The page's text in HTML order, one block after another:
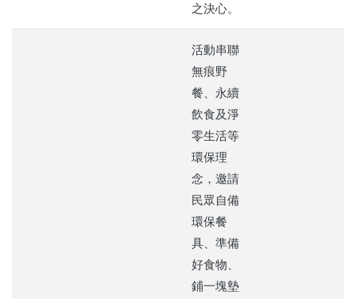
之決心。
活動串聯
無痕野
餐、永續
飲食及淨
零生活等
環保理
念，邀請
民眾自備
環保餐
具、準備
好食物、
鋪一塊墊